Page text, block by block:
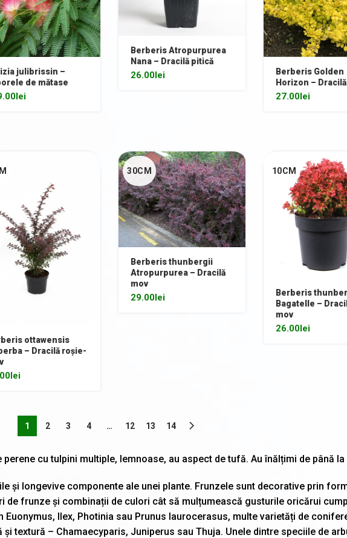
julibrissin –
de mătase
lei
Berberis Atropurpurea
Nana – Dracilă pitică
26.00lei
Berberis Golden
Horizon –
27.00lei
ottawensis
– Dracilă roșie-
lei
30CM
Berberis thunbergii
Atropurpurea – Dracilă
mov
29.00lei
10CM
Berberis
Bagatelle –
mov
26.00lei
1 2 3 4 … 12 13 14
cu tulpini multiple, lemnoase, au aspect de tufă. Au înălțimi de până la
și longevive componente ale unei plante. Frunzele sunt decorative prin
de frunze și combinații de culori cât să mulțumească gusturile oricărui
Euonymus, Ilex, Photinia sau Prunus laurocerasus, multe varietăți de
textură – Chamaecyparis, Juniperus sau Thuja. Unele dintre speciile de